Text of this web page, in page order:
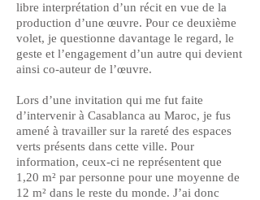
libre interprétation d’un récit en vue de la
production d’une œuvre. Pour ce deuxième
volet, je questionne davantage le regard, le
geste et l’engagement d’un autre qui devient
ainsi co-auteur de l’œuvre.
Lors d’une invitation qui me fut faite
d’intervenir à Casablanca au Maroc, je fus
amené à travailler sur la rareté des espaces
verts présents dans cette ville. Pour
information, ceux-ci ne représentent que
1,20 m² par personne pour une moyenne de
12 m² dans le reste du monde. J’ai donc